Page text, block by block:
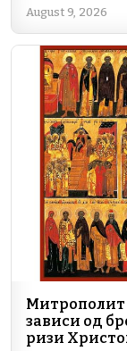
August 9, 2026
Митрополит
зависи од
ризи